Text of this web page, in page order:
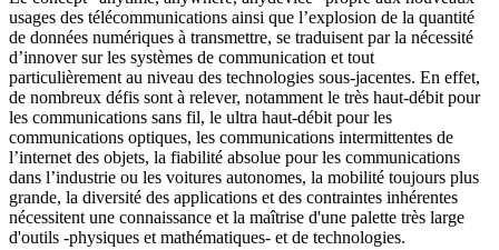
usages des télécommunications ainsi que l’explosion de la quantité
de données numériques à transmettre, se traduisent par la nécessité
d’innover sur les systèmes de communication et tout
particulièrement au niveau des technologies sous-jacentes. En effet,
de nombreux défis sont à relever, notamment le très haut-débit pour
les communications sans fil, le ultra haut-débit pour les
communications optiques, les communications intermittentes de
l’internet des objets, la fiabilité absolue pour les communications
dans l’industrie ou les voitures autonomes, la mobilité toujours plus
grande, la diversité des applications et des contraintes inhérentes
nécessitent une connaissance et la maîtrise d'une palette très large
d'outils -physiques et mathématiques- et de technologies.